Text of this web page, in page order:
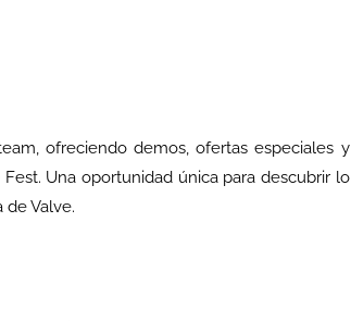
ofreciendo demos, ofertas especiales y
Una oportunidad única para descubrir lo
Valve.